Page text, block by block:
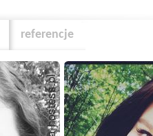
referencje